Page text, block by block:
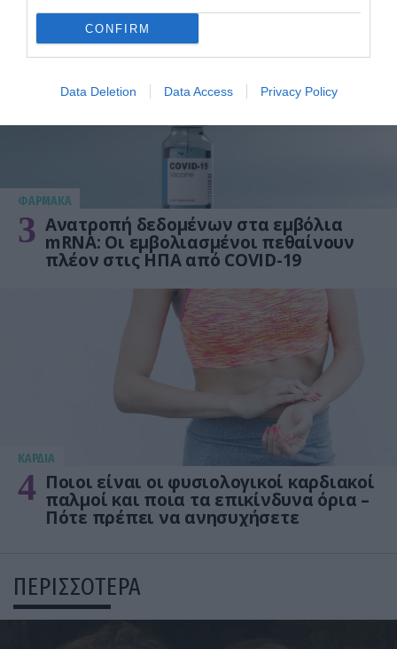
CONFIRM
Data Deletion Data Access Privacy Policy
ΦΑΡΜΑΚΑ
3 Ανατροπή δεδομένων στα εμβόλια
mRNA: Οι εμβολιασμένοι πεθαίνουν
πλέον στις ΗΠΑ από COVID-19
KΑΡΔΙΑ
4 Ποιοι είναι οι φυσιολογικοί καρδιακοί
παλμοί και ποια τα επικίνδυνα όρια –
Πότε πρέπει να ανησυχήσετε
ΠΕΡΙΣΣΟΤΕΡΑ